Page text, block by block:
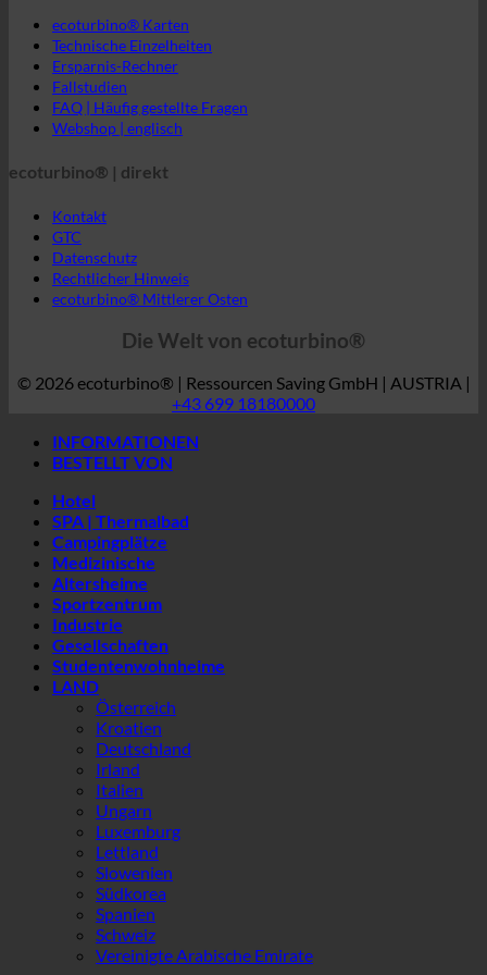
Kontakt
GTC
Datenschutz
Rechtlicher Hinweis
ecoturbino® Mittlerer Osten
Die Welt von ecoturbino®
© 2026 ecoturbino® | Ressourcen Saving GmbH | AUSTRIA |
INFORMATIONEN
BESTELLT VON
Campingplätze
Sportzentrum
Industrie
Studentenwohnheime
LAND
Österreich
Kroatien
Deutschland
Irland
Italien
Ungarn
Luxemburg
Lettland
Slowenien
Südkorea
Spanien
Schweiz
Vereinigte Arabische Emirate
Allgemeine Filter
Filter nach benutzerdefiniertem
Beitragstyp